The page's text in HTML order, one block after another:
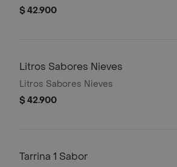
$ 42.900
Litros Sabores Nieves
Litros Sabores Nieves
$ 42.900
Tarrina 1 Sabor